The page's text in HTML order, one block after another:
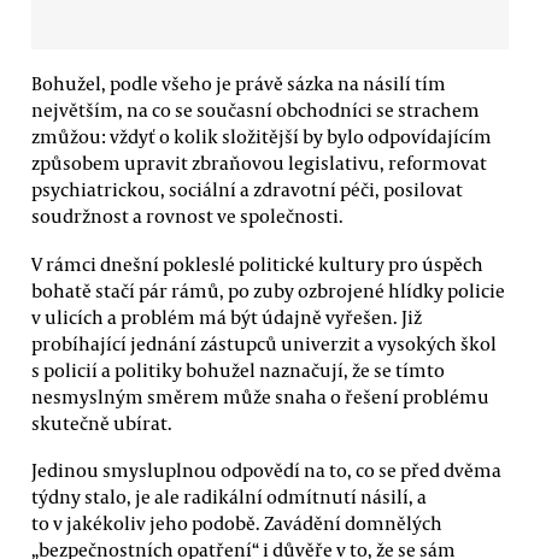
Bohužel, podle všeho je právě sázka na násilí tím
největším, na co se současní obchodníci se strachem
zmůžou: vždyť o kolik složitější by bylo odpovídajícím
způsobem upravit zbraňovou legislativu, reformovat
psychiatrickou, sociální a zdravotní péči, posilovat
soudržnost a rovnost ve společnosti.
V rámci dnešní pokleslé politické kultury pro úspěch
bohatě stačí pár rámů, po zuby ozbrojené hlídky policie
v ulicích a problém má být údajně vyřešen. Již
probíhající jednání zástupců univerzit a vysokých škol
s policií a politiky bohužel naznačují, že se tímto
nesmyslným směrem může snaha o řešení problému
skutečně ubírat.
Jedinou smysluplnou odpovědí na to, co se před dvěma
týdny stalo, je ale radikální odmítnutí násilí, a
to v jakékoliv jeho podobě. Zavádění domnělých
„bezpečnostních opatření“ i důvěře v to, že se sám